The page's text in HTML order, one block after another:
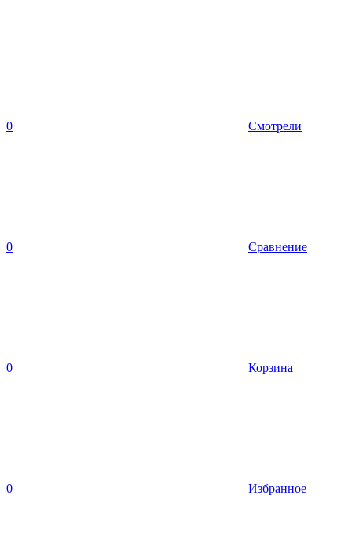
0 Смотрели
0 Сравнение
0 Корзина
0 Избранное